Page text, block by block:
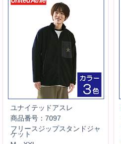
ユナイテッドアスレ
商品番号：7097
フリースジップスタンドジャ
ケット